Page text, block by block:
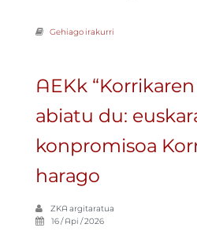
Gehiago irakurri
AEKk “Korrikaren
abiatu du:
konpromisoa
harago
ZKA argitaratua
16 / Api / 2026